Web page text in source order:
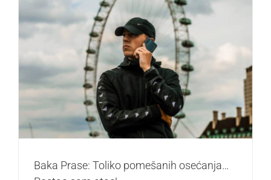
Baka Prase: Toliko pomešanih osećanja…Postao sam
Zvezde
Baka Prase: Toliko pomešanih osećanja…